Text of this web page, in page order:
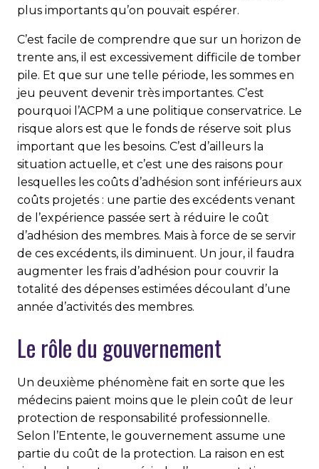
plus importants qu’on pouvait espérer.
C’est facile de comprendre que sur un horizon de
trente ans, il est excessivement difficile de tomber
pile. Et que sur une telle période, les sommes en
jeu peuvent devenir très importantes. C’est
pourquoi l’ACPM a une politique conservatrice. Le
risque alors est que le fonds de réserve soit plus
important que les besoins. C’est d’ailleurs la
situation actuelle, et c’est une des raisons pour
lesquelles les coûts d’adhésion sont inférieurs aux
coûts projetés : une partie des excédents venant
de l’expérience passée sert à réduire le coût
d’adhésion des membres. Mais à force de se servir
de ces excédents, ils diminuent. Un jour, il faudra
augmenter les frais d’adhésion pour couvrir la
totalité des dépenses estimées découlant d’une
année d’activités des membres.
Le rôle du gouvernement
Un deuxième phénomène fait en sorte que les
médecins paient moins que le plein coût de leur
protection de responsabilité professionnelle.
Selon l’Entente, le gouvernement assume une
partie du coût de la protection. La raison en est